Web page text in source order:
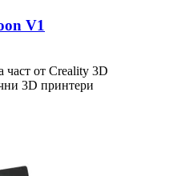
V1
част от Creality 3D
3D принтери